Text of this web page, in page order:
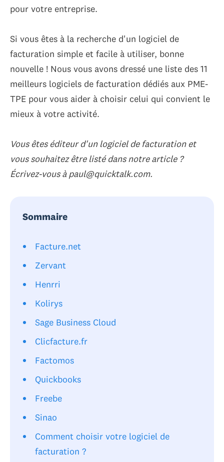
pour votre entreprise.
Si vous êtes à la recherche d'un logiciel de
facturation simple et facile à utiliser, bonne
nouvelle ! Nous vous avons dressé une liste des 11
meilleurs logiciels de facturation dédiés aux PME-
TPE pour vous aider à choisir celui qui convient le
mieux à votre activité.
Vous êtes éditeur d'un logiciel de facturation et
vous souhaitez être listé dans notre article ?
Écrivez-vous à paul@quicktalk.com.
Sommaire
Facture.net
Zervant
Henrri
Kolirys
Sage Business Cloud
Clicfacture.fr
Factomos
Quickbooks
Freebe
Sinao
Comment choisir votre logiciel de
facturation ?